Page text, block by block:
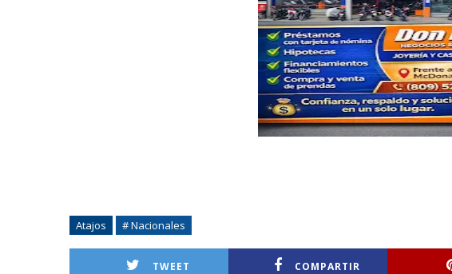
Atajos # Nacionales
TWEET COMPARTIR